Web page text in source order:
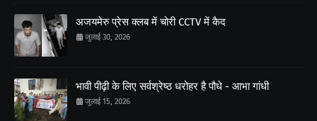
अजयमेरु प्रेस क्लब में चोरी CCTV में कैद
जुलाई 30, 2026
भावी पीढ़ी के लिए सर्वश्रेष्ठ धरोहर है पौधे - आभा गांधी
जुलाई 15, 2026